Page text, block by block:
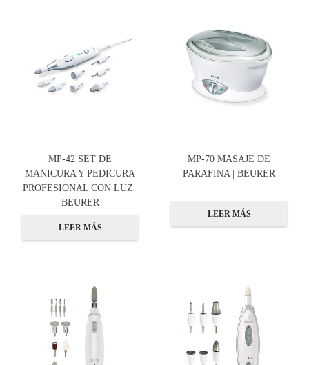
MP-42 SET DE
MANICURA Y PEDICURA
PROFESIONAL CON LUZ |
BEURER
LEER MÁS
MP-70 MASAJE DE
PARAFINA | BEURER
LEER MÁS